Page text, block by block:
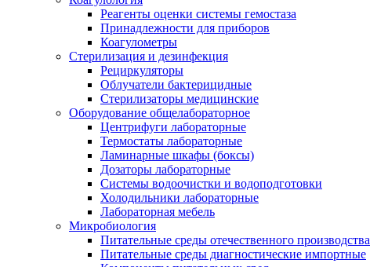
Реагенты оценки системы гемостаза
Принадлежности для приборов
Коагулометры
Стерилизация и дезинфекция
Рециркуляторы
Облучатели бактерицидные
Стерилизаторы медицинские
Оборудование общелабораторное
Центрифуги лабораторные
Термостаты лабораторные
Ламинарные шкафы (боксы)
Дозаторы лабораторные
Системы водоочистки и водоподготовки
Холодильники лабораторные
Лабораторная мебель
Микробиология
Питательные среды отечественного производства
Питательные среды диагностические импортные